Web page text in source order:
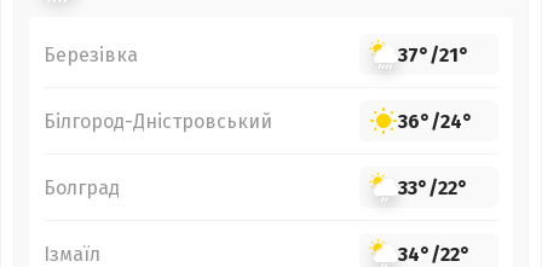
Березівка 37°/21°
Білгород-Дністровський 36°/24°
Болград 33°/22°
Ізмаїл 34°/22°